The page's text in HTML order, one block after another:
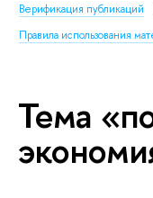
Верификация публикаций
Правила использования
Тема